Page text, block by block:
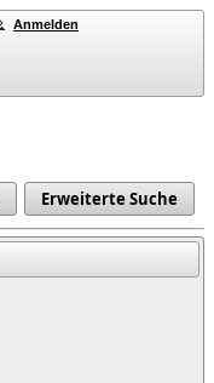
Anmelden
Erweiterte Suche